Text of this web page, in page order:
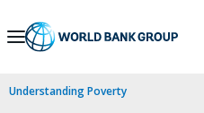
Skip
Navigation
Understanding Poverty